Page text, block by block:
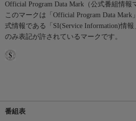
Official Program Data Mark（公式番組情報
このマークは「Official Program Data
式情報である「SI(Service Information)情
のみ表記が許されているマークです。
番組表